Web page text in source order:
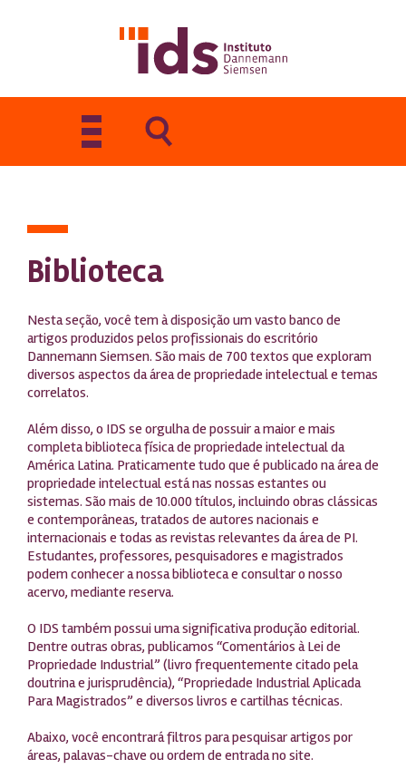
Toggle
navigation
Biblioteca
Nesta seção, você tem à disposição um vasto banco de
artigos produzidos pelos profissionais do escritório
Dannemann Siemsen. São mais de 700 textos que exploram
diversos aspectos da área de propriedade intelectual e temas
correlatos.
Além disso, o IDS se orgulha de possuir a maior e mais
completa biblioteca física de propriedade intelectual da
América Latina. Praticamente tudo que é publicado na área de
propriedade intelectual está nas nossas estantes ou
sistemas. São mais de 10.000 títulos, incluindo obras clássicas
e contemporâneas, tratados de autores nacionais e
internacionais e todas as revistas relevantes da área de PI.
Estudantes, professores, pesquisadores e magistrados
podem conhecer a nossa biblioteca e consultar o nosso
acervo, mediante reserva.
O IDS também possui uma significativa produção editorial.
Dentre outras obras, publicamos “Comentários à Lei de
Propriedade Industrial” (livro frequentemente citado pela
doutrina e jurisprudência), “Propriedade Industrial Aplicada
Para Magistrados” e diversos livros e cartilhas técnicas.
Abaixo, você encontrará filtros para pesquisar artigos por
áreas, palavas-chave ou ordem de entrada no site.